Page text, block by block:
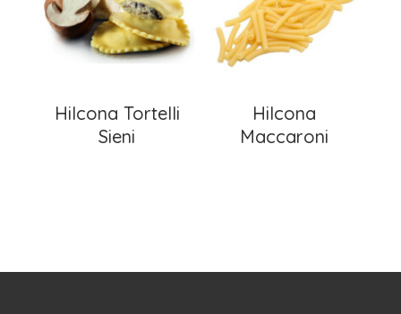
Hilcona Tortelli
Sieni
Hilcona
Maccaroni